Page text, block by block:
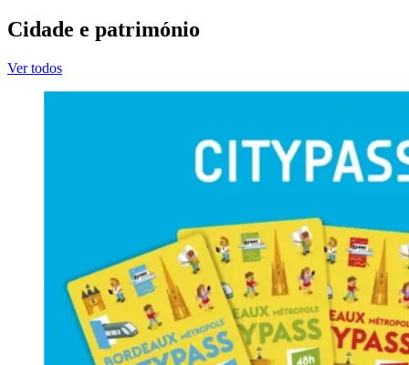
Cidade e património
Ver todos